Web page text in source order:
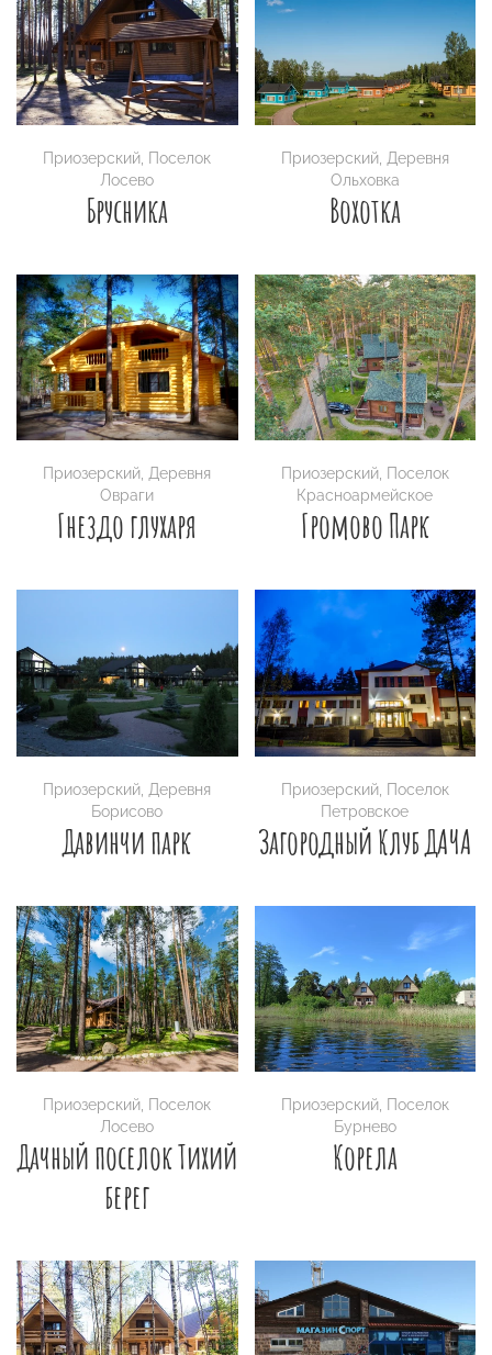
Приозерский, Поселок
Лосево
Брусника
Приозерский, Деревня
Ольховка
Вохотка
Приозерский,Деревня
Овраги
Гнездо глухаря
Приозерский, Поселок
Красноармейское
Громово Парк
Приозерский Деревня
Борисово
Давинчи парк
Приозерский, Поселок
Петровское
Загородный Клуб ДАЧА
Приозерский Поселок
Лосево
Дачный поселок Тихий
берег
Приозерский, Поселок
Бурнево
Корела